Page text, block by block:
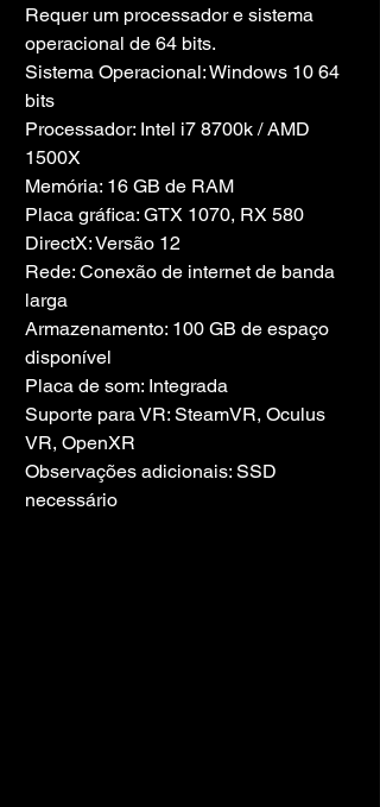
Requer um processador e sistema
operacional de 64 bits.
Sistema Operacional: Windows 10 64
bits
Processador: Intel i7 8700k / AMD
1500X
Memória: 16 GB de RAM
Placa gráfica: GTX 1070, RX 580
DirectX: Versão 12
Rede: Conexão de internet de banda
larga
Armazenamento: 100 GB de espaço
disponível
Placa de som: Integrada
Suporte para VR: SteamVR, Oculus
VR, OpenXR
Observações adicionais: SSD
necessário